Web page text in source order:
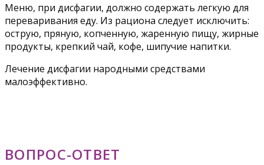
Меню, при дисфагии, должно содержать легкую для
переваривания еду. Из рациона следует исключить:
острую, пряную, копченную, жаренную пищу, жирные
продукты, крепкий чай, кофе, шипучие напитки.
Лечение дисфагии народными средствами
малоэффективно.
ВОПРОС-ОТВЕТ